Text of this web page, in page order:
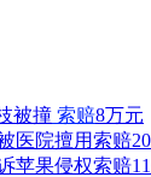
刀威胁司机
被撞 索赔8万元
医院擅用索赔
苹果侵权索赔